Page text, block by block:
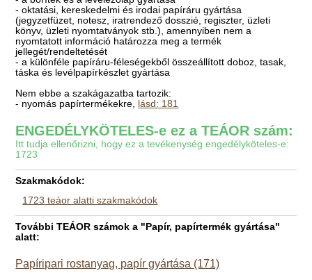
- oktatási, kereskedelmi és irodai papíráru gyártása
(jegyzetfüzet, notesz, iratrendező dosszié, regiszter, üzleti
könyv, üzleti nyomtatványok stb.), amennyiben nem a
nyomtatott információ határozza meg a termék
jellegét/rendeltetését
- a különféle papíráru-féleségekből összeállított doboz, tasak,
táska és levélpapírkészlet gyártása
Nem ebbe a szakágazatba tartozik:
- nyomás papírtermékekre, lásd: 181
ENGEDÉLYKÖTELES-e ez a TEÁOR szám:
Itt tudja ellenőrizni, hogy ez a tevékenység engedélyköteles-e:
1723
Szakmakódok:
1723 teáor alatti szakmakódok
További TEÁOR számok a "Papír, papírtermék gyártása"
alatt:
Papíripari rostanyag, papír gyártása (171)